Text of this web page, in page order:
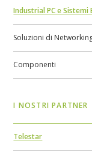
Industrial PC e Sistemi
Soluzioni di
Componenti
I NOSTRI PARTNER
Telestar